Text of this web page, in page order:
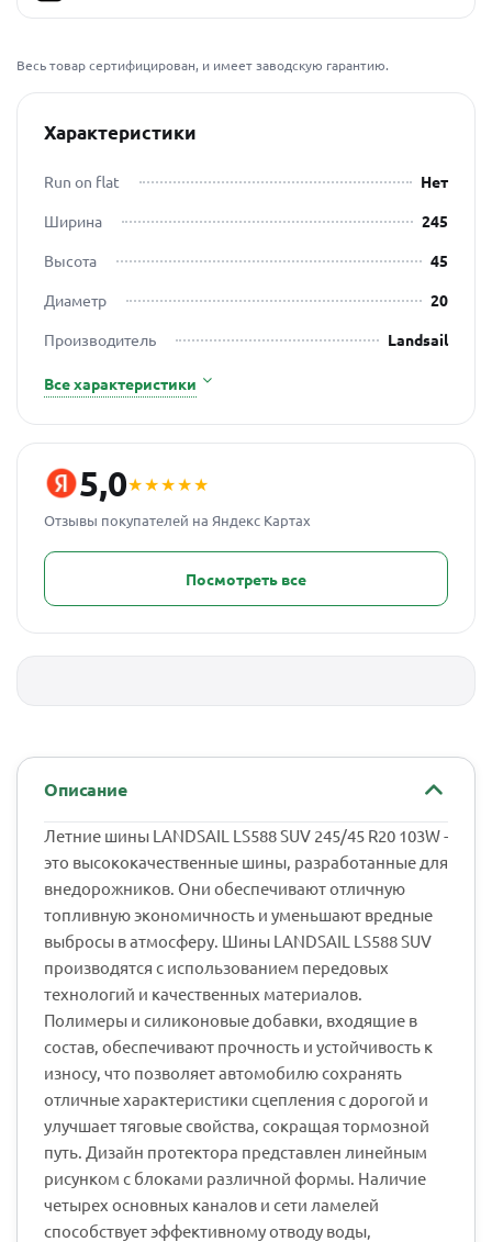
Весь товар сертифицирован, и имеет заводскую гарантию.
Характеристики
Run on flat
Нет
Ширина
245
Высота
45
Диаметр
20
Производитель
Landsail
Все характеристики
5,0★★★★★
Отзывы покупателей на Яндекс Картах
Посмотреть все
Описание
Летние шины LANDSAIL LS588 SUV 245/45 R20 103W -
это высококачественные шины, разработанные для
внедорожников. Они обеспечивают отличную
топливную экономичность и уменьшают вредные
выбросы в атмосферу. Шины LANDSAIL LS588 SUV
производятся с использованием передовых
технологий и качественных материалов.
Полимеры и силиконовые добавки, входящие в
состав, обеспечивают прочность и устойчивость к
износу, что позволяет автомобилю сохранять
отличные характеристики сцепления с дорогой и
улучшает тяговые свойства, сокращая тормозной
путь. Дизайн протектора представлен линейным
рисунком с блоками различной формы. Наличие
четырех основных каналов и сети ламелей
способствует эффективному отводу воды,